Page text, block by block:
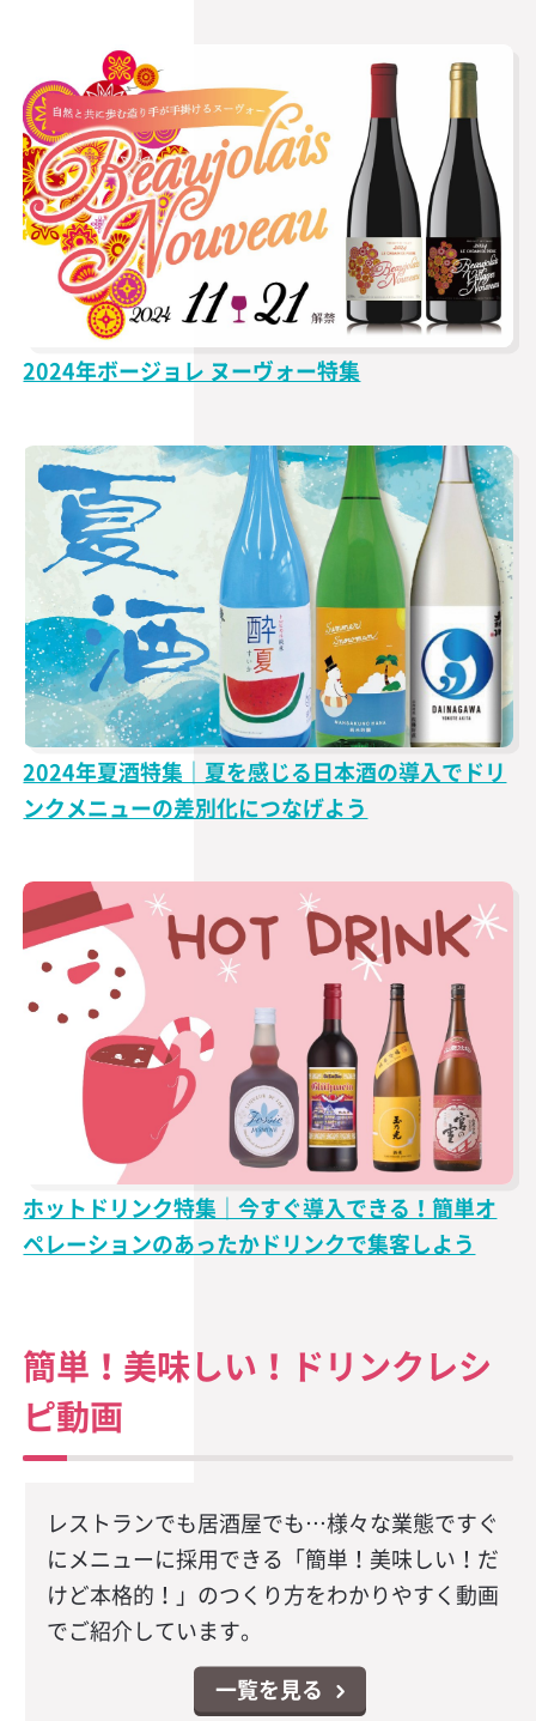
2024年ボージョレ ヌーヴォー特集
2024年夏酒特集｜夏を感じる日本酒の導入でドリ
ンクメニューの差別化につなげよう
ホットドリンク特集｜今すぐ導入できる！簡単オ
ペレーションのあったかドリンクで集客しよう
簡単！美味しい！ドリンクレシ
ピ動画
レストランでも居酒屋でも…様々な業態ですぐ
にメニューに採用できる「簡単！美味しい！だ
けど本格的！」のつくり方をわかりやすく動画
でご紹介しています。
一覧を見る